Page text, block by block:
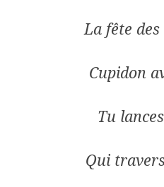
La fête
Cupidon
Tu
Qui